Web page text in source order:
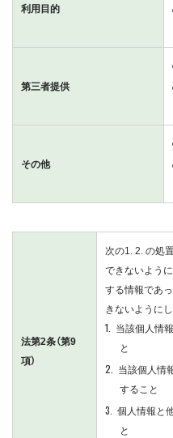
利用目的
第三者提供
その他
法第2条（第9
項）
次の1. 2. の処
できないよう
する情報であ
きないように
当該個人情
と
当該個人情
すること
個人情報と
と